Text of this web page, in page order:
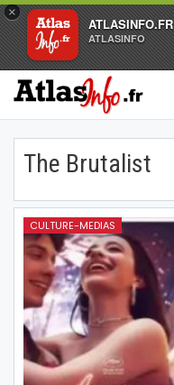
×
ATLASINFO.FR
ATLASINFO
The Brutalist
CULTURE-MEDIAS